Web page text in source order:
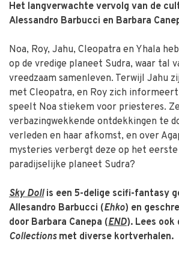
Het langverwachte vervolg van de
Alessandro Barbucci en Barbara
Noa, Roy, Jahu, Cleopatra en Yhala
op de vredige planeet Sudra, waar tal
vreedzaam samenleven. Terwijl Jahu
met Cleopatra, en Roy zich
speelt Noa stiekem voor priesteres.
verbazingwekkende ontdekkingen te
verleden en haar afkomst, en over
mysteries verbergt deze op het
paradijselijke planeet Sudra?
Sky Dollis een 5-delige scifi-fantasy
Allesandro Barbucci (Ehko) en
door Barbara Canepa (END). Lees ook
Collectionsmet diverse kortverhalen.